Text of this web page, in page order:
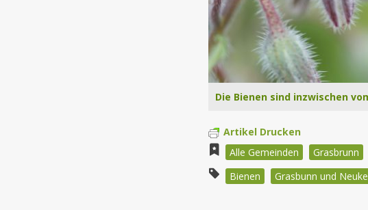
Die Bienen sind inzwischen
Artikel Drucken
Alle Gemeinden
Grasbrunn
Bienen
Grasbunn und